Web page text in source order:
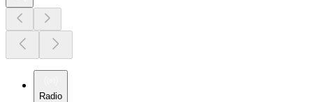
Radio